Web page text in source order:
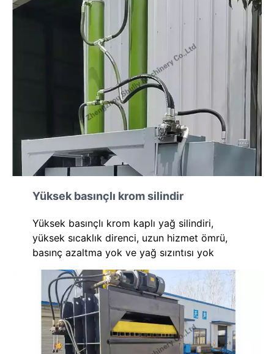
Yüksek basınçlı krom silindir
Yüksek basınçlı krom kaplı yağ silindiri,
yüksek sıcaklık direnci, uzun hizmet ömrü,
basınç azaltma yok ve yağ sızıntısı yok